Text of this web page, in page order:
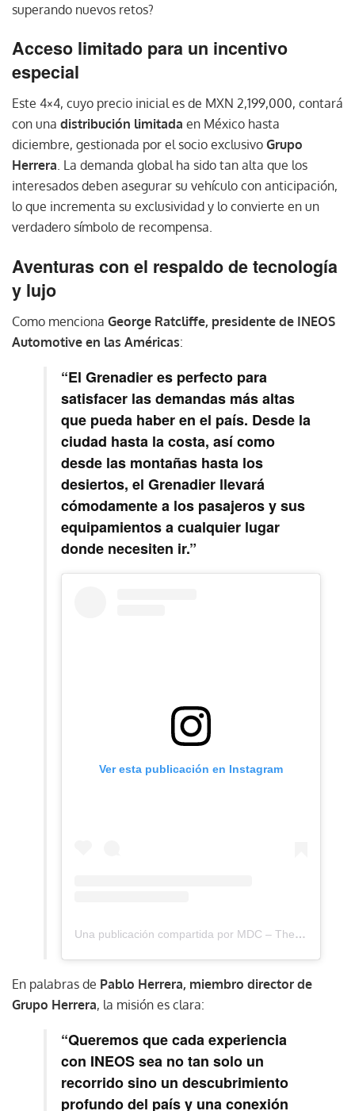
superando nuevos retos?
Acceso limitado para un incentivo
especial
Este 4×4, cuyo precio inicial es de MXN 2,199,000, contará
con una distribución limitada en México hasta
diciembre, gestionada por el socio exclusivo Grupo
Herrera. La demanda global ha sido tan alta que los
interesados deben asegurar su vehículo con anticipación,
lo que incrementa su exclusividad y lo convierte en un
verdadero símbolo de recompensa.
Aventuras con el respaldo de tecnología
y lujo
Como menciona George Ratcliffe, presidente de INEOS
Automotive en las Américas:
“El Grenadier es perfecto para
satisfacer las demandas más altas
que pueda haber en el país. Desde la
ciudad hasta la costa, así como
desde las montañas hasta los
desiertos, el Grenadier llevará
cómodamente a los pasajeros y sus
equipamientos a cualquier lugar
donde necesiten ir.”
Ver esta publicación en Instagram
Una publicación compartida por MDC – The Event Planners Magazine (@mdc_magazine)
En palabras de Pablo Herrera, miembro director de
Grupo Herrera, la misión es clara:
“Queremos que cada experiencia
con INEOS sea no tan solo un
recorrido sino un descubrimiento
profundo del país y una conexión